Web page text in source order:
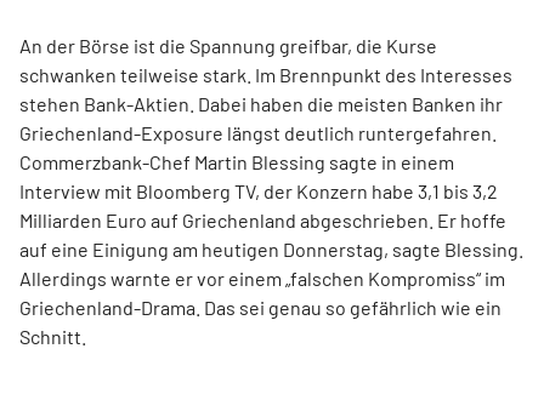
An der Börse ist die Spannung greifbar, die Kurse
schwanken teilweise stark. Im Brennpunkt des Interesses
stehen Bank-Aktien. Dabei haben die meisten Banken ihr
Griechenland-Exposure längst deutlich runtergefahren.
Commerzbank-Chef Martin Blessing sagte in einem
Interview mit Bloomberg TV, der Konzern habe 3,1 bis 3,2
Milliarden Euro auf Griechenland abgeschrieben. Er hoffe
auf eine Einigung am heutigen Donnerstag, sagte Blessing.
Allerdings warnte er vor einem „falschen Kompromiss“ im
Griechenland-Drama. Das sei genau so gefährlich wie ein
Schnitt.